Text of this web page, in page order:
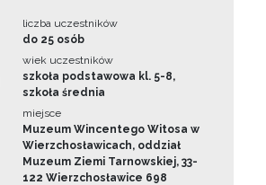
liczba uczestników
do 25 osób
wiek uczestników
szkoła podstawowa kl. 5-8,
szkoła średnia
miejsce
Muzeum Wincentego Witosa w
Wierzchosławicach, oddział
Muzeum Ziemi Tarnowskiej, 33-
122 Wierzchosławice 698